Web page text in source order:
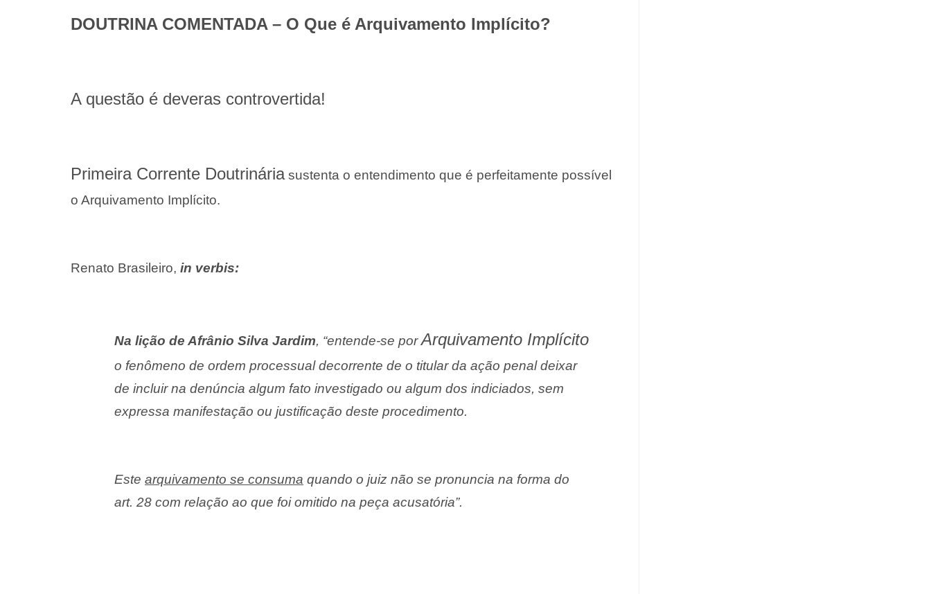
DOUTRINA COMENTADA – O Que é Arquivamento Implícito?
A questão é deveras controvertida!
Primeira Corrente Doutrináriasustenta o entendimento que é perfeitamente possível
o Arquivamento Implícito.
Renato Brasileiro, in verbis:
Na lição de Afrânio Silva Jardim, “entende-se porArquivamento Implícito
o fenômeno de ordem processual decorrente de o titular da ação penal deixar
de incluir na denúncia algum fato investigado ou algum dos indiciados, sem
expressa manifestação ou justificação deste procedimento.
Este arquivamento se consuma quando o juiz não se pronuncia na forma do
art. 28 com relação ao que foi omitido na peça acusatória”.